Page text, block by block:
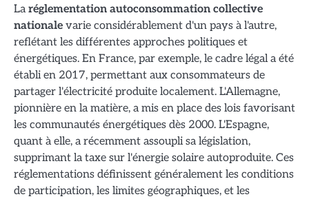
Laréglementation autoconsommation collective
nationale varie considérablement d'un pays à l'autre,
reflétant les différentes approches politiques et
énergétiques. En France, par exemple, le cadre légal a été
établi en 2017, permettant aux consommateurs de
partager l'électricité produite localement. L'Allemagne,
pionnière en la matière, a mis en place des lois favorisant
les communautés énergétiques dès 2000. L'Espagne,
quant à elle, a récemment assoupli sa législation,
supprimant la taxe sur l'énergie solaire autoproduite. Ces
réglementations définissent généralement les conditions
de participation, les limites géographiques, et les